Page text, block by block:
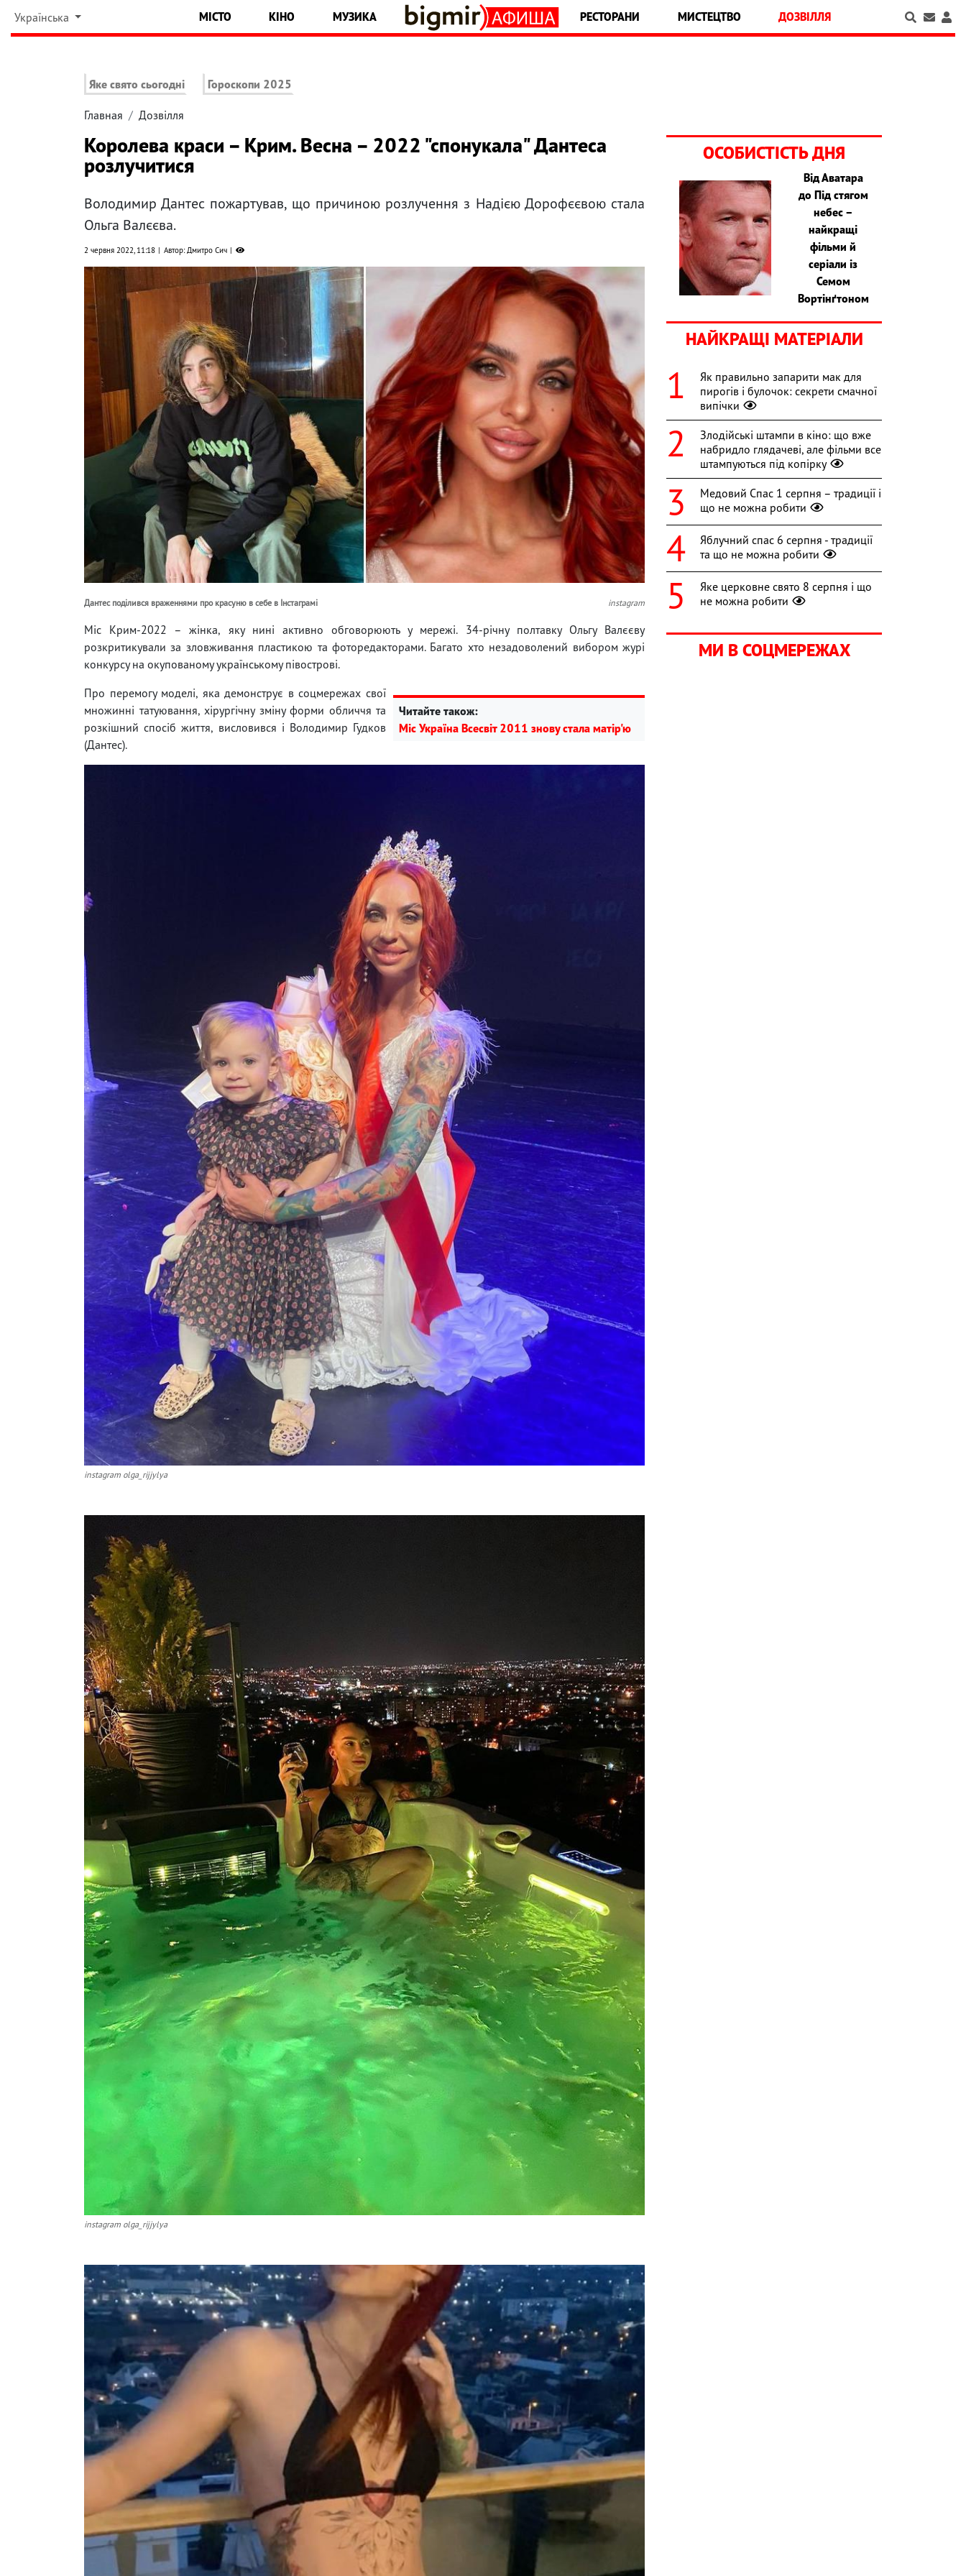
Українська МІСТО КІНО МУЗИКА РЕСТОРАНИ МИСТЕЦТВО ДОЗВІЛЛЯ
Яке свято сьогодні Гороскопи 2025
Главная Дозвілля
Королева краси – Крим. Весна – 2022 "спонукала" Дантеса
розлучитися
Володимир Дантес пожартував, що причиною розлучення з Надією Дорофєєвою стала
Ольга Валєєва.
2 червня 2022, 11:18 Автор: Дмитро Сич
Дантес поділився враженнями про красуню в себе в Інстаграмі instagram
Міс Крим-2022 – жінка, яку нині активно обговорюють у мережі. 34-річну полтавку Ольгу Валєєву
розкритикували за зловживання пластикою та фоторедакторами. Багато хто незадоволений вибором журі
конкурсу на окупованому українському півострові.
Читайте також:
Міс Україна Всесвіт 2011 знову стала матір'ю
Про перемогу моделі, яка демонструє в соцмережах свої
множинні татуювання, хірургічну зміну форми обличчя та
розкішний спосіб життя, висловився і Володимир Гудков
(Дантес).
instagram olga_rijjylya
instagram olga_rijjylya
ОСОБИСТІСТЬ ДНЯ
Від Аватара
до Під стягом
небес –
найкращі
фільми й
серіали із
Семом
Вортінґтоном
НАЙКРАЩІ МАТЕРІАЛИ
Як правильно запарити мак для
пирогів і булочок: секрети смачної
випічки
Злодійські штампи в кіно: що вже
набридло глядачеві, але фільми все
штампуються під копірку
Медовий Спас 1 серпня – традиції і
що не можна робити
Яблучний спас 6 серпня - традиції
та що не можна робити
Яке церковне свято 8 серпня і що
не можна робити
МИ В СОЦМЕРЕЖАХ